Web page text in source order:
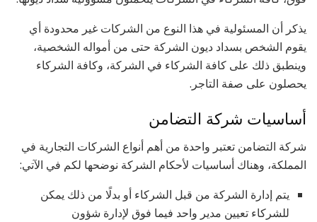
يذكر أن المسئولية في هذا النوع من الشركات غير محدودة أي
يقوم الشخص بسداد ديون الشركة حتى من أمواله الشخصية،
وينطبق ذلك على كافة الشركاء في الشركة، وكافة الشركاء
يحصلون على صفة التاجر.
أساسيات شركة التضامن
شركة التضامن تعتبر واحدة من أهم أنواع الشركات التجارية في
المملكة، وهناك أساسيات لأحكام الشركة نوضحها لكم في الآتي:
يتم إدارة الشركة من قبل الشركاء أو بدلًا من ذلك يمكن
للشركاء تعيين مدير واحد فيما فوق لإدارة شؤون